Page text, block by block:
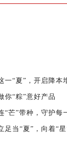
一“夏”，开启降本
你“粽”意好产品
“芒”带种，守护每
足当“夏”，向着“